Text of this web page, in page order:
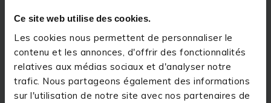
Ce site web utilise des cookies.
Les cookies nous permettent de personnaliser le
contenu et les annonces, d'offrir des fonctionnalités
relatives aux médias sociaux et d'analyser notre
trafic. Nous partageons également des informations
sur l'utilisation de notre site avec nos partenaires de
Description
Ce flotteur très trappu, qui permet de pecher dans
très peu d'eau sera votre allié pour les peches de
borudre à la belle saison